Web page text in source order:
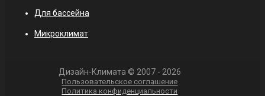
Для бассейна
Микроклимат
Дизайн-Климата © 2007 - 2026
Пользовательское соглашение
Политика конфиденциальности